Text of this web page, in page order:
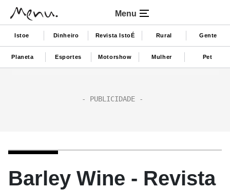
Menu
Istoe Dinheiro Revista IstoÉ Rural Gente
Planeta Esportes Motorshow Mulher Pet
Barley Wine - Revista